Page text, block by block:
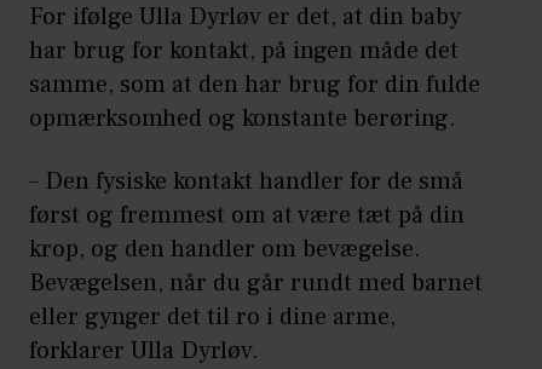
For ifølge Ulla Dyrløv er det, at din baby
har brug for kontakt, på ingen måde det
samme, som at den har brug for din fulde
opmærksomhed og konstante berøring.
– Den fysiske kontakt handler for de små
først og fremmest om at være tæt på din
krop, og den handler om bevægelse.
Bevægelsen, når du går rundt med barnet
eller gynger det til ro i dine arme,
forklarer Ulla Dyrløv.